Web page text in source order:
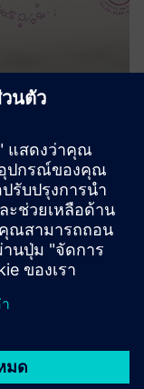
มัติแบบดิจิทัล
วามสะอาดใน